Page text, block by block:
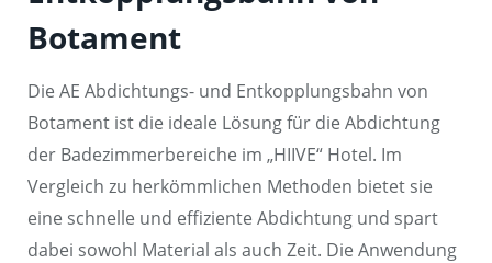
Botament
Die AE Abdichtungs- und Entkopplungsbahn von
Botament ist die ideale Lösung für die Abdichtung
der Badezimmerbereiche im „HIIVE“ Hotel. Im
Vergleich zu herkömmlichen Methoden bietet sie
eine schnelle und effiziente Abdichtung und spart
dabei sowohl Material als auch Zeit. Die Anwendung